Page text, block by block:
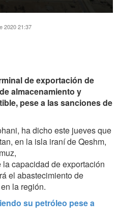
2020 21:37
de exportación de
almacenamiento y
pese a las sanciones de
ha dicho este jueves que
en la isla iraní de Qeshm,
capacidad de exportación
el abastecimiento de
la región.
su petróleo pese a